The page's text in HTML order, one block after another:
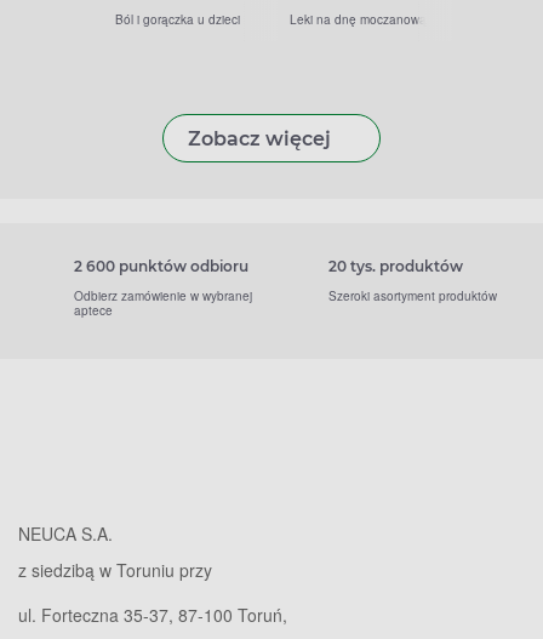
Ból i gorączka u dzieci
Leki na dnę moczanową
Zobacz więcej
2 600 punktów odbioru
Odbierz zamówienie w wybranej
aptece
20 tys. produktów
Szeroki asortyment produktów
NEUCA S.A.
z siedzibą w Toruniu przy
ul. Forteczna 35-37, 87-100 Toruń,